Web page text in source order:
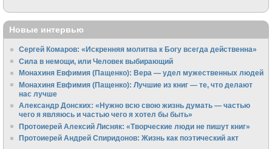
Новые интервью
Сергей Комаров: «Искренняя молитва к Богу всегда действенна»
Сила в немощи, или Человек выбирающий
Монахиня Евфимия (Пащенко): Вера — удел мужественных людей
Монахиня Евфимия (Пащенко): Лучшие из книг — те, что делают
нас лучше
Александр Донских: «Нужно всю свою жизнь думать — частью
чего я являюсь и частью чего я хотел бы быть»
Протоиерей Алексий Лисняк: «Творческие люди не пишут книг»
Протоиерей Андрей Спиридонов: Жизнь как поэтический акт